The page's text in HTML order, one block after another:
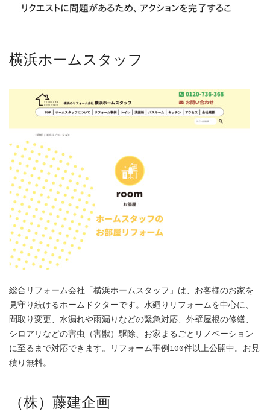
横浜ホームスタッフ
総合リフォーム会社「横浜ホームスタッフ」は、お客様のお家を
見守り続けるホームドクターです。水廻りリフォームを中心に、
間取り変更、水漏れや雨漏りなどの緊急対応、外壁屋根の修繕、
シロアリなどの害虫（害獣）駆除、お家まるごとリノベーション
に至るまで対応できます。リフォーム事例100件以上公開中。お見
積り無料。
（株）藤建企画